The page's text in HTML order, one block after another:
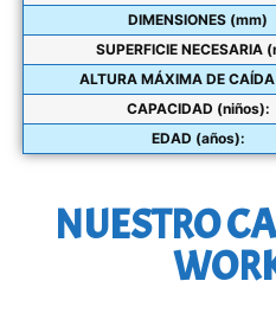
DIMENSIONES (mm)
SUPERFICIE NECESARIA
ALTURA MÁXIMA DE
CAPACIDAD (niños):
EDAD (años):
NUESTRO